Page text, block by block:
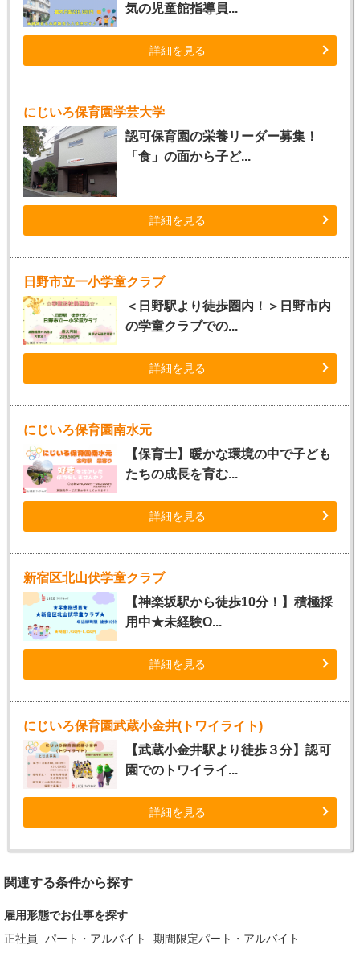
気の児童館指導員...
詳細を見る
にじいろ保育園学芸大学
認可保育園の栄養リーダー募集！
「食」の面から子ど...
詳細を見る
日野市立一小学童クラブ
＜日野駅より徒歩圏内！＞日野市内
の学童クラブでの...
詳細を見る
にじいろ保育園南水元
【保育士】暖かな環境の中で子ども
たちの成長を育む...
詳細を見る
新宿区北山伏学童クラブ
【神楽坂駅から徒歩10分！】積極採
用中★未経験O...
詳細を見る
にじいろ保育園武蔵小金井(トワイライト)
【武蔵小金井駅より徒歩３分】認可
園でのトワイライ...
詳細を見る
関連する条件から探す
雇用形態でお仕事を探す
正社員
パート・アルバイト 期間限定パート・アルバイト